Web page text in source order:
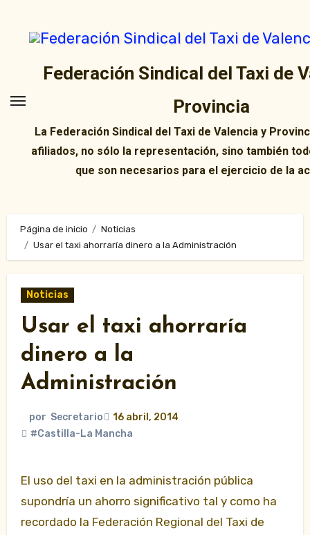
contenido
Federación Sindical del Taxi de
Provincia
La Federación Sindical del Taxi de Valencia y
afiliados, no sólo la representación, sino también
que son necesarios para el ejercicio de la
Página de inicio
Noticias
Usar el taxi ahorraría dinero a la Administración
Noticias
Usar el taxi ahorraría
dinero a la
Administración
por Secretario
16 abril, 2014
#Castilla-La Mancha
El uso del taxi en la administración pública
supondría un ahorro significativo tal y como ha
recordado la Federación Regional del Taxi de